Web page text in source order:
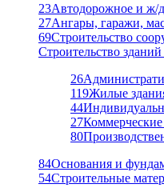
23Автодорожное и ж/д
27Ангары, гаражи,
69Строительство
Строительство
26
119Жилые
44
27Коммерческие
80
84Основания и
54Строительные